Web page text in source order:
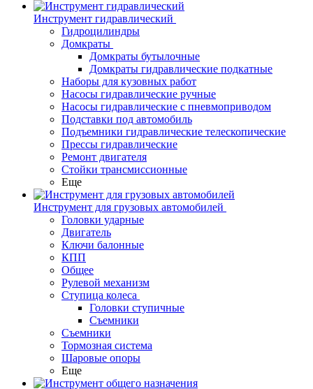
Инструмент гидравлический
Гидроцилиндры
Домкраты
Домкраты бутылочные
Домкраты гидравлические подкатные
Наборы для кузовных работ
Насосы гидравлические ручные
Насосы гидравлические с пневмоприводом
Подставки под автомобиль
Подъемники гидравлические телескопические
Прессы гидравлические
Ремонт двигателя
Стойки трансмиссионные
Еще
Инструмент для грузовых автомобилей
Головки ударные
Двигатель
Ключи балонные
КПП
Общее
Рулевой механизм
Ступица колеса
Головки ступичные
Съемники
Съемники
Тормозная система
Шаровые опоры
Еще